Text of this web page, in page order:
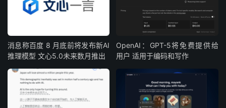
消息称百度 8 月底前将发布新AI
推理模型 文心5.0未来数月推出
OpenAI：GPT-5将免费提供给
用户 适用于编码和写作